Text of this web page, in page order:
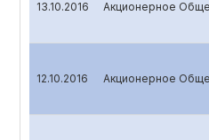
13.10.2016 Акционерное
12.10.2016 Акционерное